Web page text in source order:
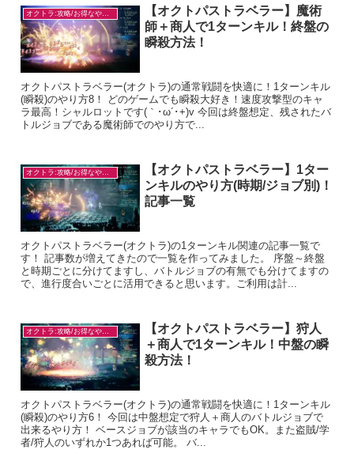
オクトラ:攻略/お得なやり方
【オクトパストラベラー】魔術
師＋商人で1ターンキル！終盤の
瞬殺方法！
オクトパストラベラー(オクトラ)の通常戦闘を快適に！1ターンキル
(瞬殺)のやり方8！ どのゲームでも瞬殺大好き！速度攻撃型のキャ
ラ最高！シャルロットです(｀･ω´･+)v 今回は終盤想定、残されたバ
トルジョブである魔術師でのやり方で...
オクトラ:攻略/お得なやり方
【オクトパストラベラー】1ター
ンキルのやり方(時期/ジョブ別)！
記事一覧
オクトパストラベラー(オクトラ)の1ターンキル関連の記事一覧で
す！ 記事数が増えてきたので一覧を作ってみました。 序盤～終盤
と時期ごとに分けてますし、バトルジョブの有無でも分けてますの
で、進行度合いごとに活用できると思います。ご利用は計...
オクトラ:攻略/お得なやり方
【オクトパストラベラー】狩人
＋商人で1ターンキル！中盤の瞬
殺方法！
オクトパストラベラー(オクトラ)の通常戦闘を快適に！1ターンキル
(瞬殺)のやり方6！ 今回は中盤想定で狩人＋商人のバトルジョブで
出来るやり方！ ベースジョブが該当のキャラでもOK。また盗賊/学
者/狩人のいずれか1つあれば可能。 バ...